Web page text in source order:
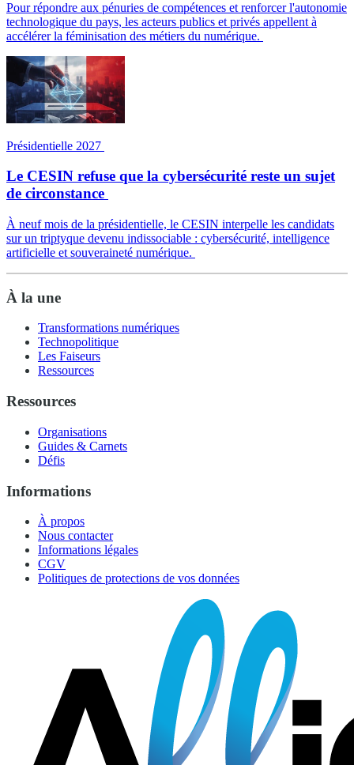
Pour répondre aux pénuries de compétences et renforcer l'autonomie
technologique du pays, les acteurs publics et privés appellent à
accélérer la féminisation des métiers du numérique.
Présidentielle 2027
Le CESIN refuse que la cybersécurité reste un sujet
de circonstance
À neuf mois de la présidentielle, le CESIN interpelle les candidats
sur un triptyque devenu indissociable : cybersécurité, intelligence
artificielle et souveraineté numérique.
À la une
Transformations numériques
Technopolitique
Les Faiseurs
Ressources
Ressources
Organisations
Guides & Carnets
Défis
Informations
À propos
Nous contacter
Informations légales
CGV
Politiques de protections de vos données